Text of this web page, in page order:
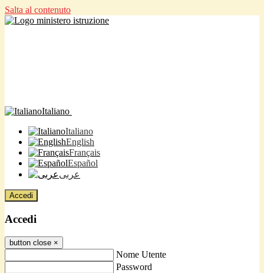
Salta al contenuto
Italiano
Italiano
English
Français
Español
عربى
Accedi
Accedi
button close ×
Nome Utente
Password